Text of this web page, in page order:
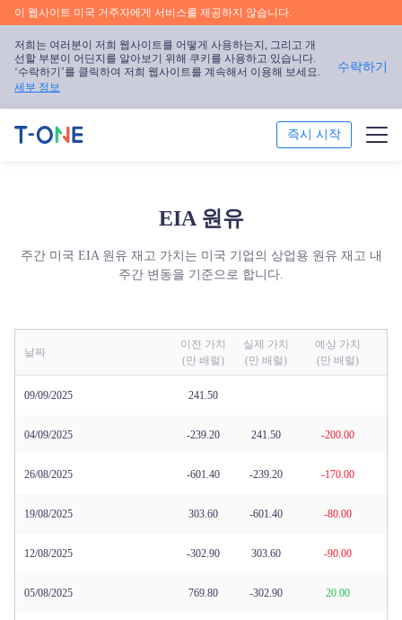
이 웹사이트 미국 거주자에게 서비스를 제공하지 않습니다.
저희는 여러분이 저희 웹사이트를 어떻게 사용하는지, 그리고 개
선할 부분이 어딘지를 알아보기 위해 쿠키를 사용하고 있습니다.
‘수락하기’를 클릭하여 저희 웹사이트를 계속해서 이용해 보세요.
세부 정보
수락하기
즉시 시작
EIA 원유
주간 미국 EIA 원유 재고 가치는 미국 기업의 상업용 원유 재고 내
주간 변동을 기준으로 합니다.
날짜
이전 가치
(만 배럴)
실제 가치
(만 배럴)
예상 가치
(만 배럴)
09/09/2025 241.50
04/09/2025 -239.20 241.50 -200.00
26/08/2025 -601.40 -239.20 -170.00
19/08/2025 303.60 -601.40 -80.00
12/08/2025 -302.90 303.60 -90.00
05/08/2025 769.80 -302.90 20.00